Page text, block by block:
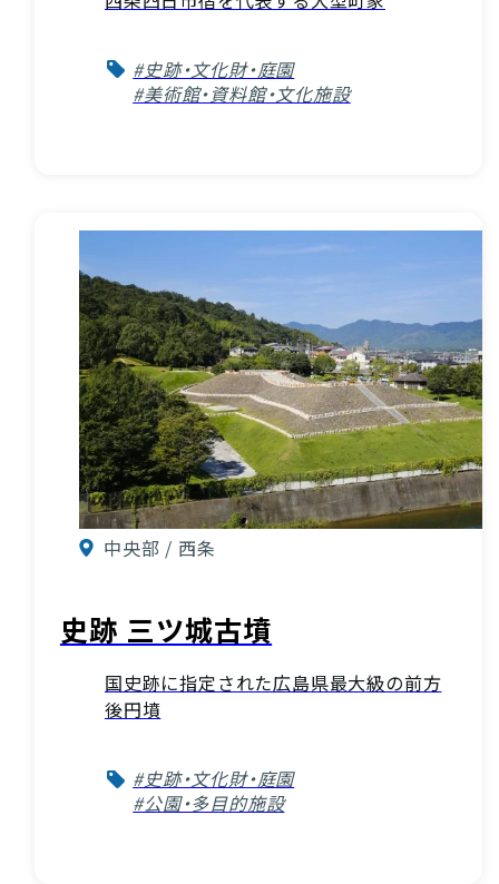
#史跡・文化財・庭園
#美術館・資料館・文化施設
中央部 / 西条
史跡 三ツ城古墳
国史跡に指定された広島県最大級の前方
後円墳
#史跡・文化財・庭園
#公園・多目的施設